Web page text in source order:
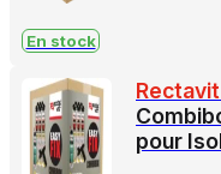
En stock
Rectavit
pour